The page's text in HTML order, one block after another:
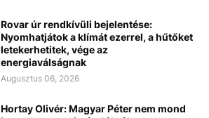
Rovar úr rendkívüli bejelentése:
Nyomhatjátok a klímát ezerrel, a hűtőket
letekerhetitek, vége az
energiaválságnak
Augusztus 06, 2026
Hortay Olivér: Magyar Péter nem mond